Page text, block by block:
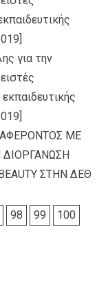
για την
ΜΕ
ΔΙΟΡΓΑΝΩΣΗ
ΣΤΗΝ ΔΕΘ
98 99
100